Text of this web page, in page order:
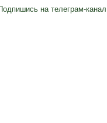
на телеграм-